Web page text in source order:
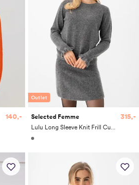
140,-
Outlet
Selected Femme
315,-